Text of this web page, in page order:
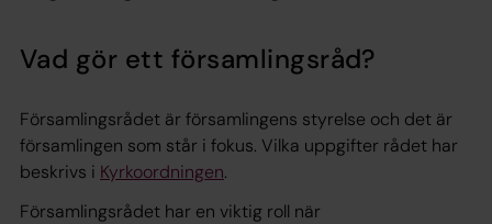
Vad gör ett församlingsråd?
Församlingsrådet är församlingens styrelse och det är
församlingen som står i fokus. Vilka uppgifter rådet har
beskrivs i Kyrkoordningen.
Församlingsrådet har en viktig roll när